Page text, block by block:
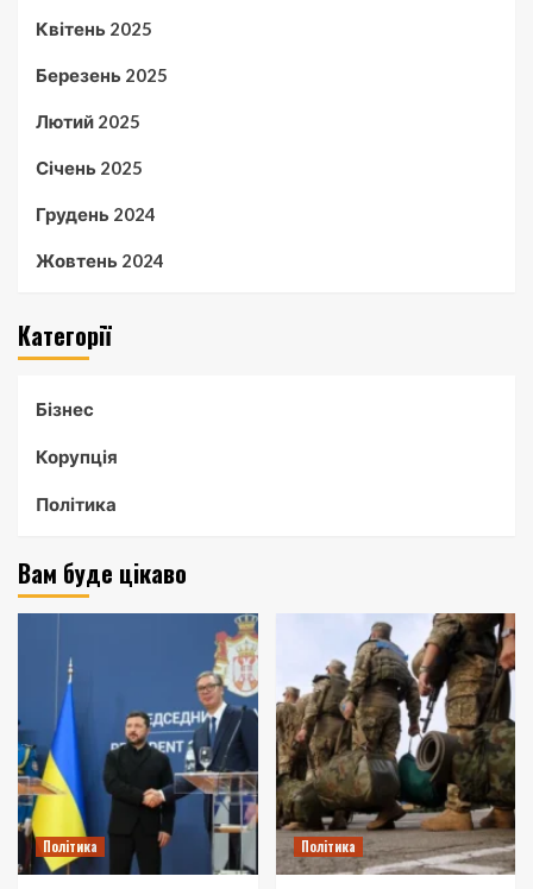
Квітень 2025
Березень 2025
Лютий 2025
Січень 2025
Грудень 2024
Жовтень 2024
Категорії
Бізнес
Корупція
Політика
Вам буде цікаво
Політика Політика